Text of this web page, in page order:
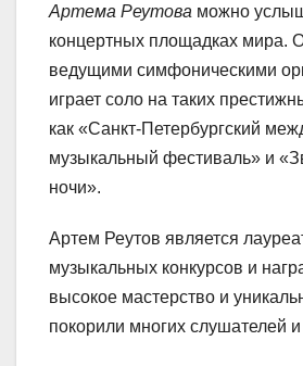
Артема Реутова можно
концертных площадках мира.
ведущими симфоническими
играет соло на таких
как «Санкт-Петербургский
музыкальный фестиваль» и
ночи».
Артем Реутов является
музыкальных конкурсов и
высокое мастерство и
покорили многих слушателей и